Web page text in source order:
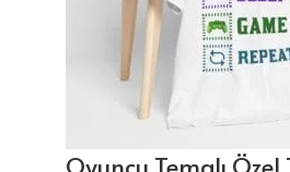
Oyuncu Temalı Özel